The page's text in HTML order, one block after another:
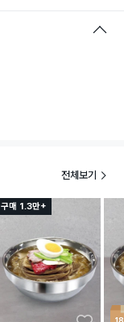
전체보기
구매 1.3만+